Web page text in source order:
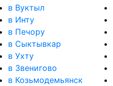
в Вуктыл
в Инту
в Печору
в Сыктывкар
в Ухту
в Звенигово
в Козьмодемьянск